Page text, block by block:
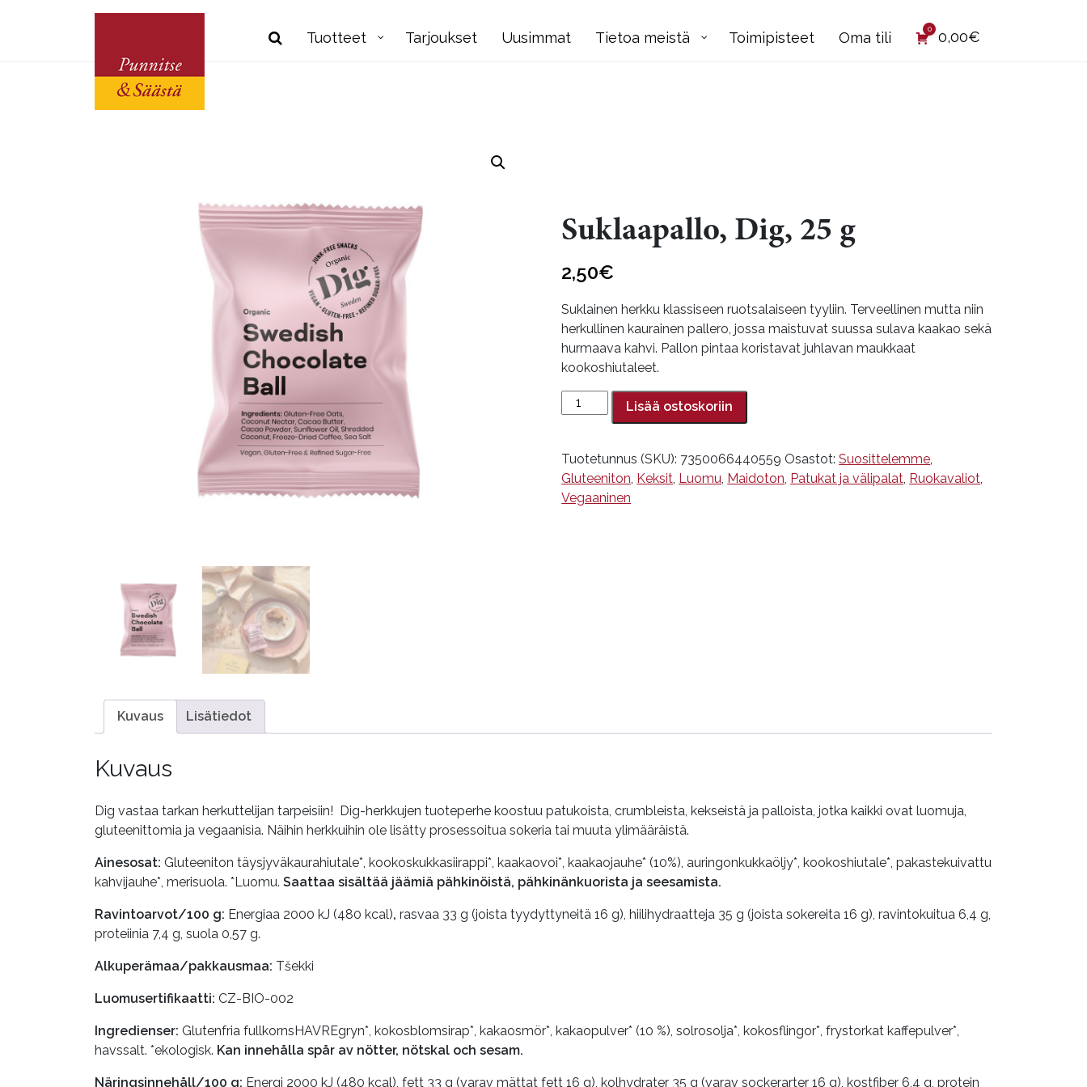
Tuotteet Tarjoukset Uusimmat Tietoa meistä Toimipisteet Oma tili 0 0,00€
Suklaapallo, Dig, 25 g
2,50€
Suklainen herkku klassiseen ruotsalaiseen tyyliin. Terveellinen mutta niin
herkullinen kaurainen pallero, jossa maistuvat suussa sulava kaakao sekä
hurmaava kahvi. Pallon pintaa koristavat juhlavan maukkaat
kookoshiutaleet.
Suklaapallo,
Dig,
g
määrä
Lisää ostoskoriin
Tuotetunnus (SKU): 7350066440559 Osastot:Suosittelemme
Gluteeniton Keksit Luomu Maidoton Patukat ja välipalat Ruokavaliot
Vegaaninen
Kuvaus Lisätiedot
Kuvaus
Dig vastaa tarkan herkuttelijan tarpeisiin! Dig-herkkujen tuoteperhe koostuu patukoista, crumbleista, kekseistä ja palloista, jotka kaikki ovat luomuja,
gluteenittomia ja vegaanisia. Näihin herkkuihin ole lisätty prosessoitua sokeria tai muuta ylimääräistä.
Ainesosat: Gluteeniton täysjyväkaurahiutale*, kookoskukkasiirappi*, kaakaovoi*, kaakaojauhe* (10%), auringonkukkaöljy*, kookoshiutale*, pakastekuivattu
kahvijauhe*, merisuola. *Luomu. Saattaa sisältää jäämiä pähkinöistä, pähkinänkuorista ja seesamista.
Ravintoarvot/100 g: Energiaa 2000 kJ (480 kcal), rasvaa 33 g (joista tyydyttyneitä 16 g), hiilihydraatteja 35 g (joista sokereita 16 g), ravintokuitua 6,4 g,
proteiinia 7,4 g, suola 0,57 g.
Alkuperämaa/pakkausmaa: Tšekki
Luomusertifikaatti: CZ-BIO-002
Ingredienser: Glutenfria fullkornsHAVREgryn*, kokosblomsirap*, kakaosmör*, kakaopulver* (10 %), solrosolja*, kokosflingor*, frystorkat kaffepulver*,
havssalt. *ekologisk. Kan innehålla spår av nötter, nötskal och sesam.
Näringsinnehåll/100 g: Energi 2000 kJ (480 kcal), fett 33 g (varav mättat fett 16 g), kolhydrater 35 g (varav sockerarter 16 g), kostfiber 6,4 g, protein